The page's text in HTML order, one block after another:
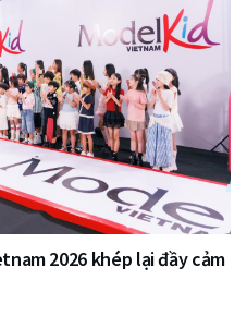
2026 khép lại đầy cảm